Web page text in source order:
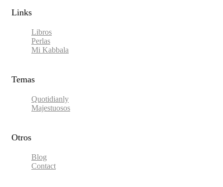
Links​
Libros
Perlas
Mi Kabbala
Temas
Quotidianly
Majestuosos
Otros
Blog
Contact